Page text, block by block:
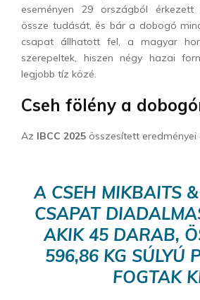
eseményen 29 országból
össze tudását, és bár a dobogó
csapat állhatott fel, a magyar
szerepeltek, hiszen négy hazai
legjobb tíz közé.
Cseh fölény a
Az IBCC 2025 összesített eredményei
A CSEH MIKBAITS
CSAPAT
AKIK 45 DARAB,
596,86 KG SÚLYÚ
FOGTAK